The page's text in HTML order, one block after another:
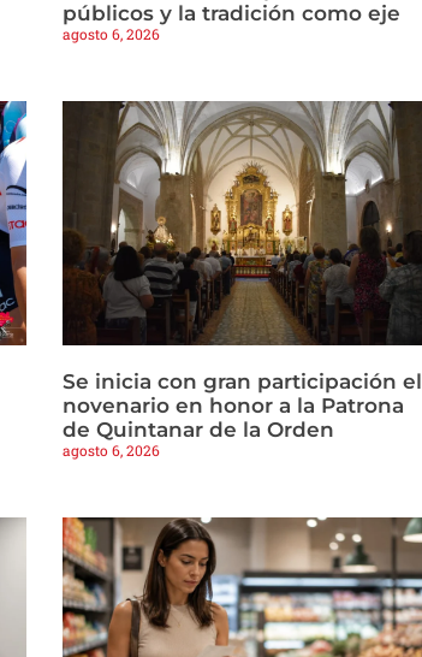
públicos y la tradición como eje
agosto 6, 2026
Se inicia con gran participación el
novenario en honor a la Patrona
de Quintanar de la Orden
agosto 6, 2026